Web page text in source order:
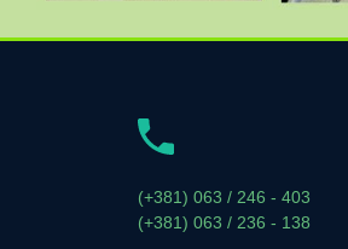
(+381) 063 / 246 - 403
(+381) 063 / 236 - 138